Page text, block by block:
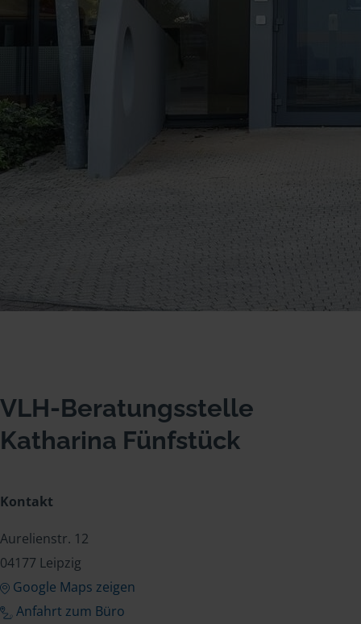
VLH-Beratungsstelle
Katharina Fünfstück
Kontakt
Aurelienstr. 12
04177 Leipzig
Google Maps zeigen
Anfahrt zum Büro